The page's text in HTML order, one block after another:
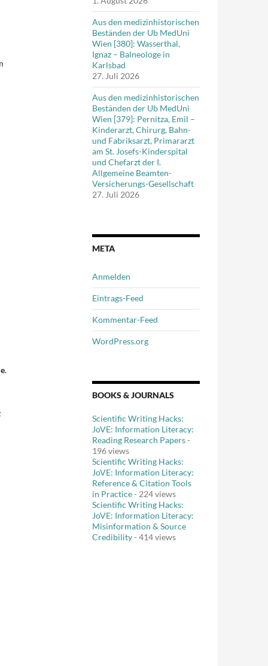
.
Aus den medizinhistorischen
Beständen der Ub MedUni
Wien [380]: Wasserthal,
Ignaz – Balneologe in
Karlsbad
27. Juli 2026
Aus den medizinhistorischen
Beständen der Ub MedUni
Wien [379]: Pernitza, Emil –
Kinderarzt, Chirurg, Bahn-
und Fabriksarzt, Primararzt
am St. Josefs-Kinderspital
und Chefarzt der I.
Allgemeine Beamten-
Versicherungs-Gesellschaft
27. Juli 2026
META
Anmelden
Eintrags-Feed
Kommentar-Feed
WordPress.org
BOOKS & JOURNALS
Scientific Writing Hacks:
JoVE: Information Literacy:
Reading Research Papers-
196 views
Scientific Writing Hacks:
JoVE: Information Literacy:
Reference & Citation Tools
in Practice- 224 views
Scientific Writing Hacks:
JoVE: Information Literacy:
Misinformation & Source
Credibility- 414 views